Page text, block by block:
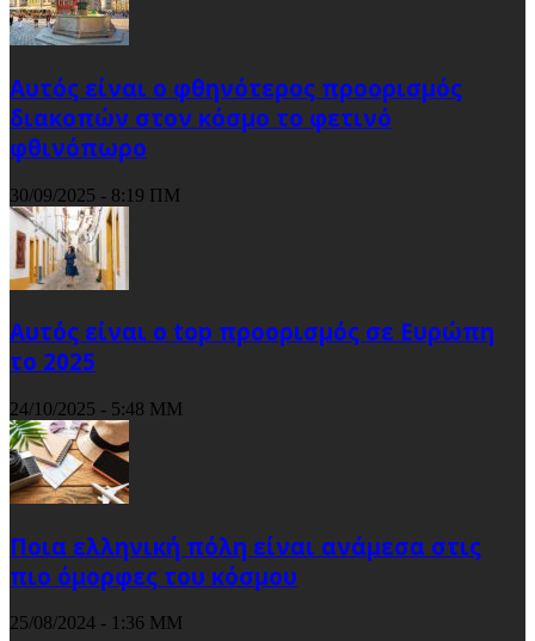
Αυτός είναι ο φθηνότερος προορισμός
διακοπών στον κόσμο το φετινό
φθινόπωρο
30/09/2025 - 8:19 ΠΜ
Αυτός είναι ο top προορισμός σε Ευρώπη
το 2025
24/10/2025 - 5:48 ΜΜ
Ποια ελληνική πόλη είναι ανάμεσα στις
πιο όμορφες του κόσμου
25/08/2024 - 1:36 ΜΜ